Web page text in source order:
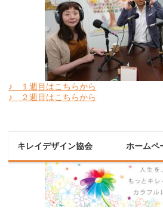
♪ １週目はこちらから
♪ ２週目はこちらから
キレイデザイン協会 ホームペ